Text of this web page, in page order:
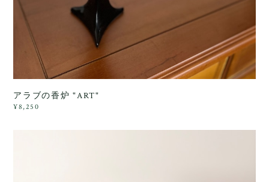
アラブの香炉 "ART"
¥8,250